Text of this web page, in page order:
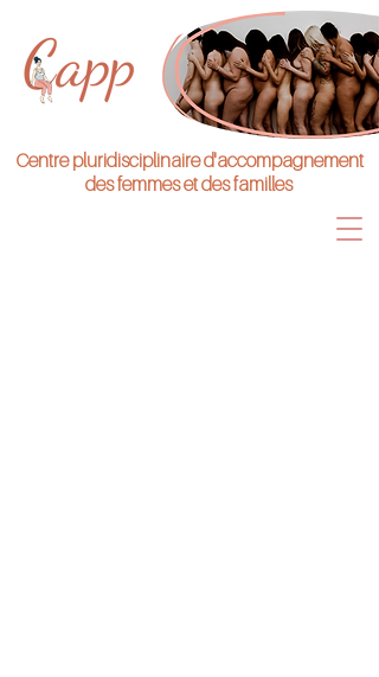
Centre pluridisciplinaire d'accompagnement
des femmes et des familles